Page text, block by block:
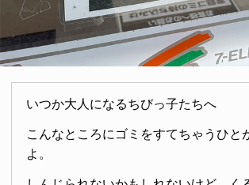
いつか大人になるちびっ子たちへ
こんなところにゴミをすてちゃうひと
よ。